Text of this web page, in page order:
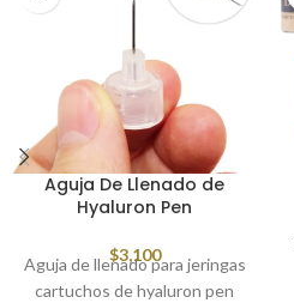
Aguja De Llenado de
Hyaluron Pen
$3,100
Aguja de llenado para jeringas
cartuchos de hyaluron pen